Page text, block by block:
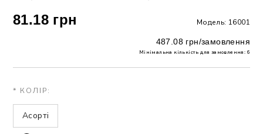
81.18 грн Модель: 16001
487.08 грн/замовлення
Мінімальна кількість для замовлення: 6
* КОЛІР:
Асорті